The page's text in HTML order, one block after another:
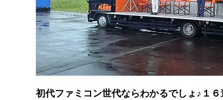
初代ファミコン世代ならわかるでしょ♪１